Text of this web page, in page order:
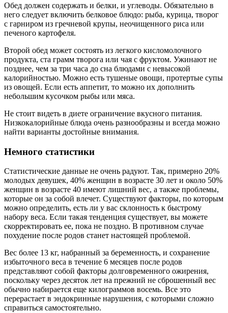
Обед должен содержать и белки, и углеводы. Обязательно в
него следует включить белковое блюдо: рыба, курица, творог
с гарниром из гречневой крупы, неочищенного риса или
печеного картофеля.
Второй обед может состоять из легкого кисломолочного
продукта, ста грамм творога или чая с фруктом. Ужинают не
позднее, чем за три часа до сна блюдами с невысокой
калорийностью. Можно есть тушеные овощи, протертые супы
из овощей. Если есть аппетит, то можно их дополнить
небольшим кусочком рыбы или мяса.
Не стоит видеть в диете ограничение вкусного питания.
Низкокалорийные блюда очень разнообразны и всегда можно
найти варианты достойные внимания.
Немного статистики
Статистические данные не очень радуют. Так, примерно 20%
молодых девушек, 40% женщин в возрасте 30 лет и около 50%
женщин в возрасте 40 имеют лишний вес, а также проблемы,
которые он за собой влечет. Существуют факторы, по которым
можно определить, есть ли у вас склонность к быстрому
набору веса. Если такая тенденция существует, вы можете
скорректировать ее, пока не поздно. В противном случае
похудение после родов станет настоящей проблемой.
Вес более 13 кг, набранный за беременность, и сохранение
избыточного веса в течение 6 месяцев после родов
представляют собой факторы долговременного ожирения,
поскольку через десяток лет на прежний не сброшенный вес
обычно набирается еще килограммов восемь. Все это
перерастает в эндокринные нарушения, с которыми сложно
справиться самостоятельно.